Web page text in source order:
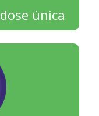
dose única